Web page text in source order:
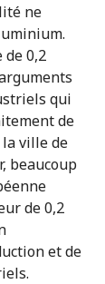
ne
0,2
qui
de
ville de
beaucoup
de 0,2
et de